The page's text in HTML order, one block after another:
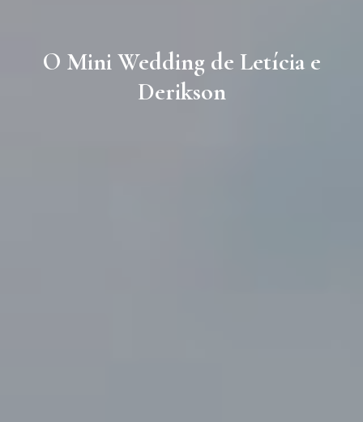
O Mini Wedding de Letícia e
Derikson